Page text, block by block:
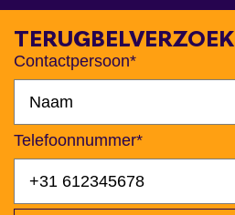
TERUGBELVERZOEK
Contactpersoon*
Telefoonnummer*